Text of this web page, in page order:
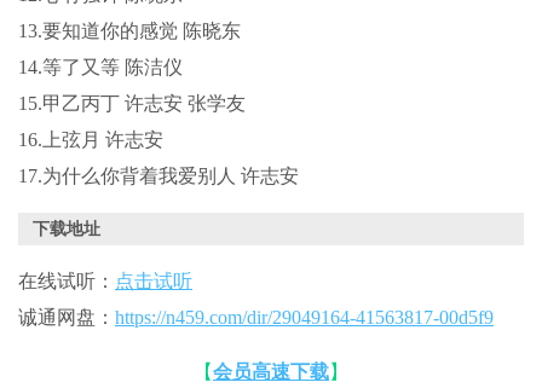
13.要知道你的感觉 陈晓东
14.等了又等 陈洁仪
15.甲乙丙丁 许志安 张学友
16.上弦月 许志安
17.为什么你背着我爱别人 许志安
下载地址
在线试听： 点击试听
诚通网盘： https://n459.com/dir/29049164-41563817-00d5f9
【会员高速下载】